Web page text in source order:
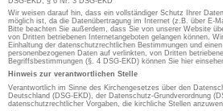
Wir weisen darauf hin, dass ein vollständiger Schutz Ihrer
möglich ist, da die Datenübertragung im Internet (z.B. über E-
Bitte beachten Sie außerdem, dass Sie von unserer Website
von Dritten betriebenen Internetangeboten gelangen können.
Einhaltung der datenschutzrechtlichen Bestimmungen und
personenbezogenen Daten auf verlinkten, von Dritten
Begriffsbestimmungen (§. 4 DSG-EKD) können Sie hier
Hinweis zur verantwortlichen Stelle
Verantwortlich im Sinne des Kirchengesetzes über den
Deutschland (DSG-EKD), der Datenschutz-Grundverordnung
datenschutzrechtlicher Vorgaben, die kirchliche Stellen